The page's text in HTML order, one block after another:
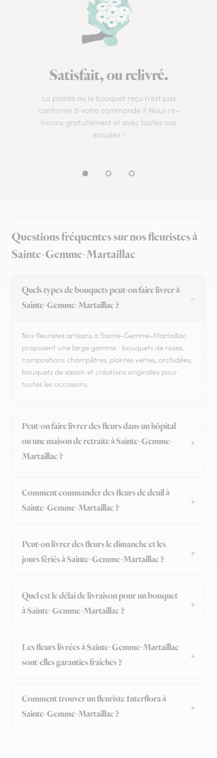
Satisfait, ou relivré.
La plante ou le bouquet reçu n’est pas
conforme à votre commande ? Nous re-
livrons gratuitement et avec toutes nos
excuses !
Questions fréquentes sur nos fleuristes à
Sainte-Gemme-Martaillac
Quels types de bouquets peut-on faire livrer à
Sainte-Gemme-Martaillac ?
Nos fleuristes artisans à Sainte-Gemme-Martaillac
proposent une large gamme : bouquets de roses,
compositions champêtres, plantes vertes, orchidées,
bouquets de saison et créations originales pour
toutes les occasions.
Peut-on faire livrer des fleurs dans un hôpital
ou une maison de retraite à Sainte-Gemme-
Martaillac ?
Comment commander des fleurs de deuil à
Sainte-Gemme-Martaillac ?
Peut-on livrer des fleurs le dimanche et les
jours fériés à Sainte-Gemme-Martaillac ?
Quel est le délai de livraison pour un bouquet
à Sainte-Gemme-Martaillac ?
Les fleurs livrées à Sainte-Gemme-Martaillac
sont-elles garanties fraîches ?
Comment trouver un fleuriste Interflora à
Sainte-Gemme-Martaillac ?